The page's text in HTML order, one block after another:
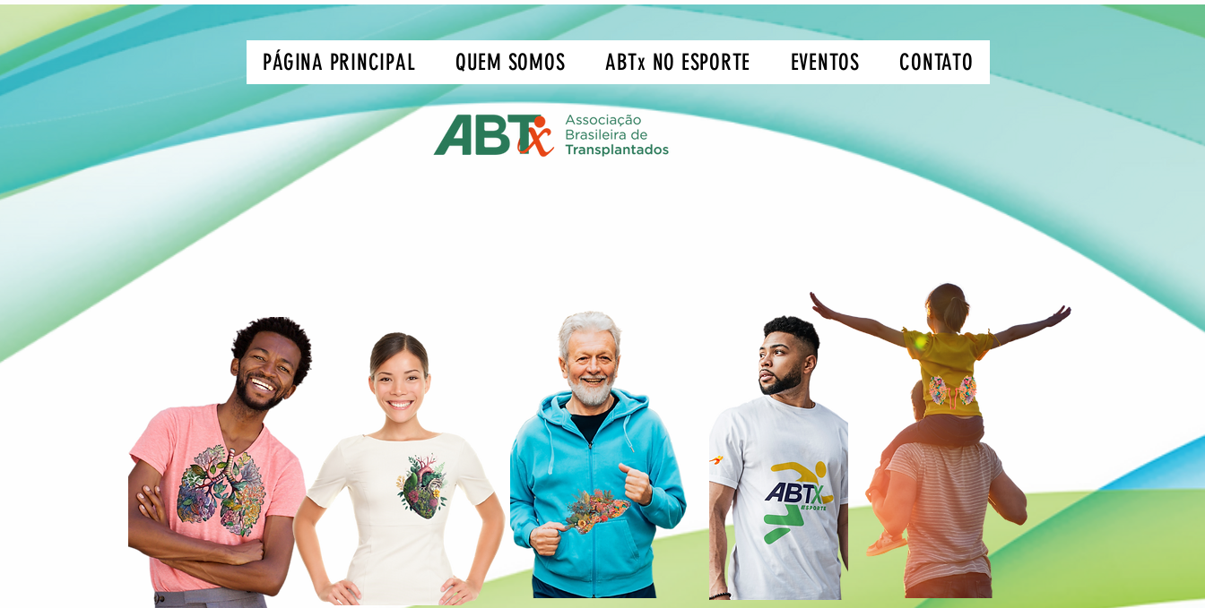
PÁGINA PRINCIPAL QUEM SOMOS ABTx NO ESPORTE EVENTOS CONTATO